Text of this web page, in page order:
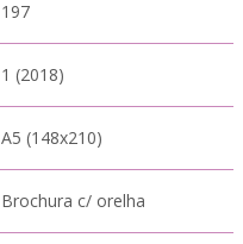
197
1 (2018)
A5 (148x210)
Brochura c/ orelha